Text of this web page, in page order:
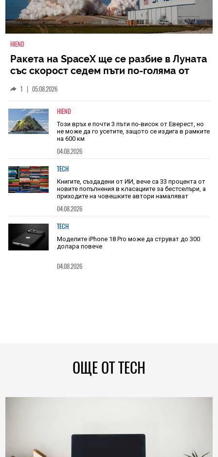
HIEND
Ракета на SpaceX ще се разбие в Луната
със скорост седем пъти по-голяма от
1 | 05.08.2026
HIEND
Този връх е почти 3 пъти по-висок от Еверест, но
не може да го усетите, защото се издига в рамките
на 600 км
04.08.2026
TECH
Книгите, създадени от ИИ, вече са 33 процента от
новите попълнения в класациите за бестселъри, а
приходите на човешките автори намаляват
04.08.2026
TECH
Моделите iPhone 18 Pro може да струват до 300
долара повече
04.08.2026
ОЩЕ ОТ TECH